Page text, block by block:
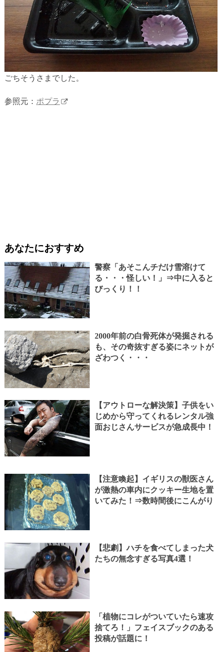
ごちそうさまでした。
参照元： ポプラ
あなたにおすすめ
警察「あそこんチだけ雪溶けて
る・・・怪しい！」⇒中に入ると
びっくり！！
2000年前の白骨死体が発掘される
も、その奇抜すぎる姿にネットが
ざわつく・・・
【アウトローな解決策】子供をい
じめから守ってくれるレンタル強
面おじさんサービスが急成長中！
【注意喚起】イギリスの獣医さん
が激熱の車内にクッキー生地を置
いてみた！⇒数時間後にこんがり
【悲劇】ハチを食べてしまった犬
たちの無念すぎる写真4選！
「植物にコレがついていたら速攻
捨てろ！」フェイスブックのある
投稿が話題に！